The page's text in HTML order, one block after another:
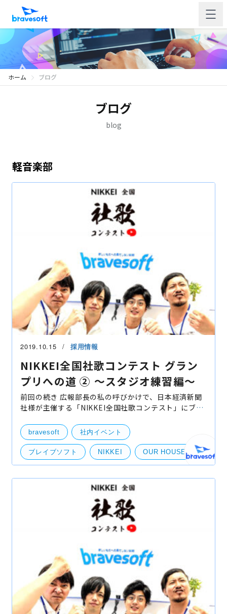
ホーム ブログ
ブログ
blog
軽音楽部
2019.10.15 採用情報
NIKKEI全国社歌コンテスト グラン
プリへの道 ② 〜スタジオ練習編〜
前回の続き 広報部長の私の呼びかけで、日本経済新聞
社様が主催する「NIKKEI全国社歌コンテスト」にブレ
り、VocalのSHOW-HEY、GuitarのNOBU、Drumsの
TSUSSYが集ま
bravesoft 社内イベント
ブレイブソフト NIKKEI OUR HOUSE
軽音楽部 部活動